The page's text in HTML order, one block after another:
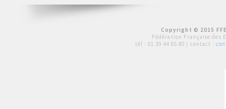
Copyright © 2015
Fédération Française des
tél : 01 39 44 65 80 | contact :